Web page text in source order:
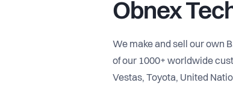
Obnex
We make and sell our own
of our 1000+ worldwide
Vestas, Toyota, United